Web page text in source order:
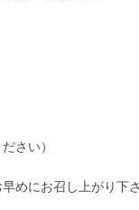
さい）
めにお召し上がり下さ